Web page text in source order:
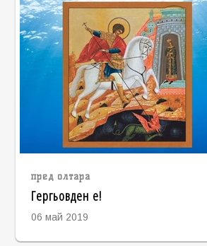
пред олтара
Гергьовден е!
06 май 2019